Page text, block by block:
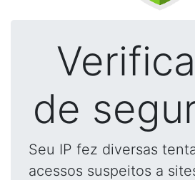
de
Seu IP fez diversas
acessos suspeitos a